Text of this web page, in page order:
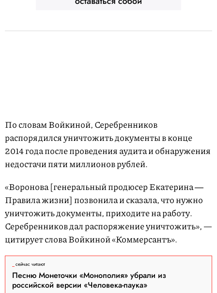
По словам Войкиной, Серебренников
распорядился уничтожить документы в конце
2014 года после проведения аудита и обнаружения
недостачи пяти миллионов рублей.
«Воронова [генеральный продюсер Екатерина ―
Правила жизни] позвонила и сказала, что нужно
уничтожить документы, приходите на работу.
Серебренников дал распоряжение уничтожить», —
цитирует слова Войкиной «Коммерсантъ».
сейчас читают
Песню Монеточки «Монополия» убрали из
российской версии «Человека-паука»